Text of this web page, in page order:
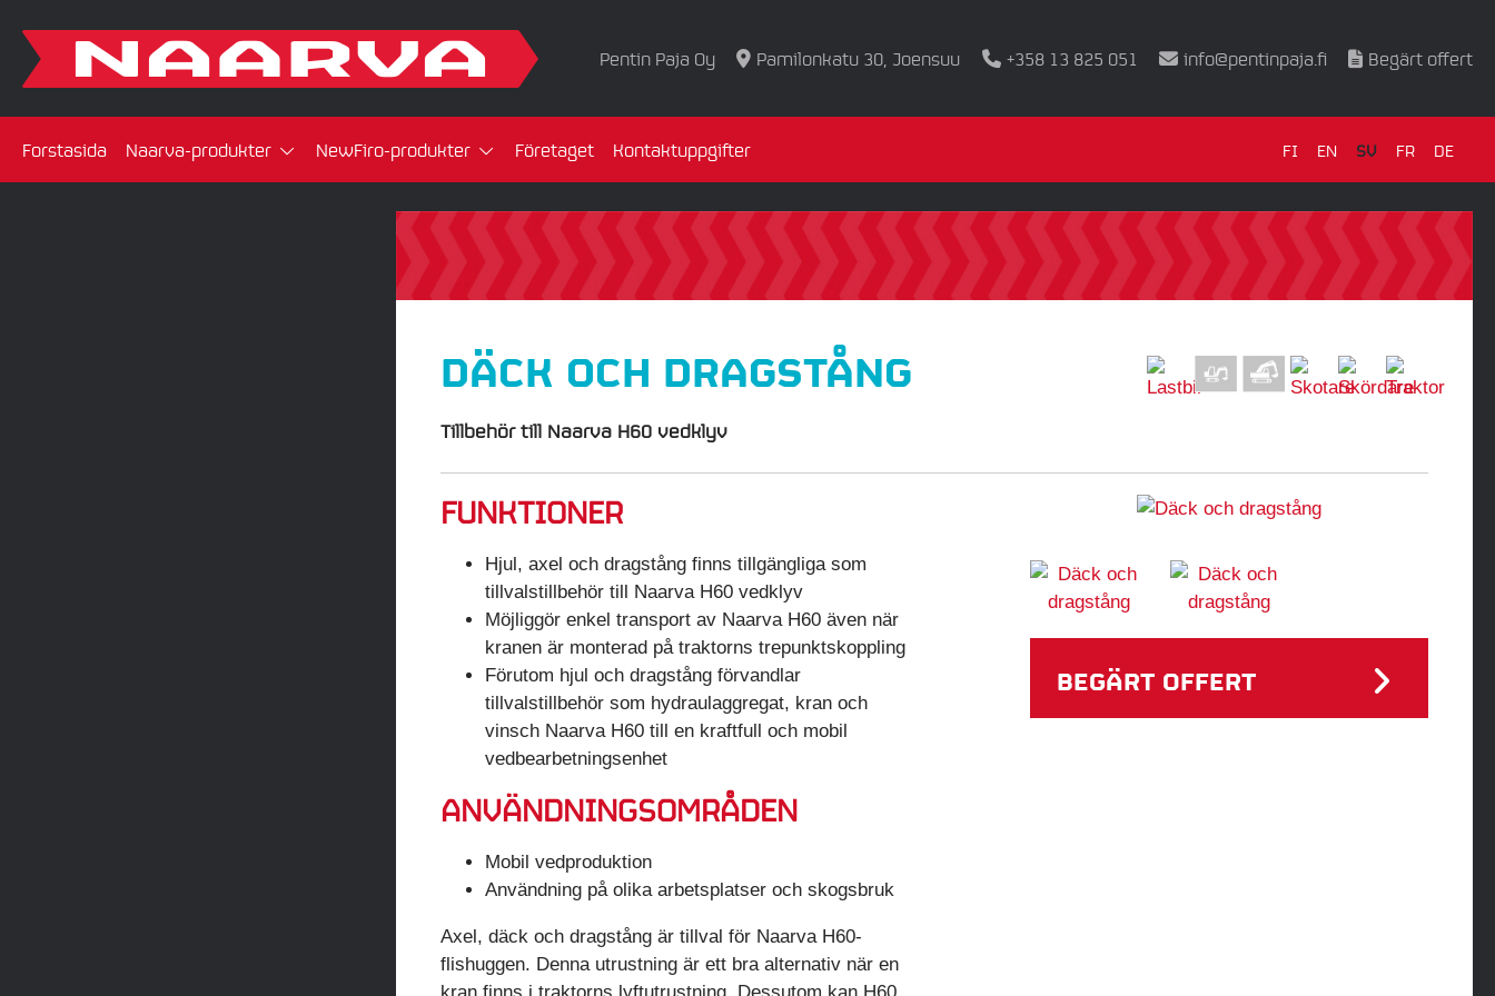
Pentin Paja Oy Pamilonkatu 30, Joensuu +358 13 825 051 info@pentinpaja.fi Begärt offert
FI EN SV FR DE
Forstasida Naarva-produkter NewFiro-produkter Företaget Kontaktuppgifter
DÄCK OCH DRAGSTÅNG
Tillbehör till Naarva H60 vedklyv
FUNKTIONER
Hjul, axel och dragstång finns tillgängliga som
tillvalstillbehör till Naarva H60 vedklyv
Möjliggör enkel transport av Naarva H60 även när
kranen är monterad på traktorns trepunktskoppling
Förutom hjul och dragstång förvandlar
tillvalstillbehör som hydraulaggregat, kran och
vinsch Naarva H60 till en kraftfull och mobil
vedbearbetningsenhet
ANVÄNDNINGSOMRÅDEN
Mobil vedproduktion
Användning på olika arbetsplatser och skogsbruk
Axel, däck och dragstång är tillval för Naarva H60-
flishuggen. Denna utrustning är ett bra alternativ när en
BEGÄRT OFFERT